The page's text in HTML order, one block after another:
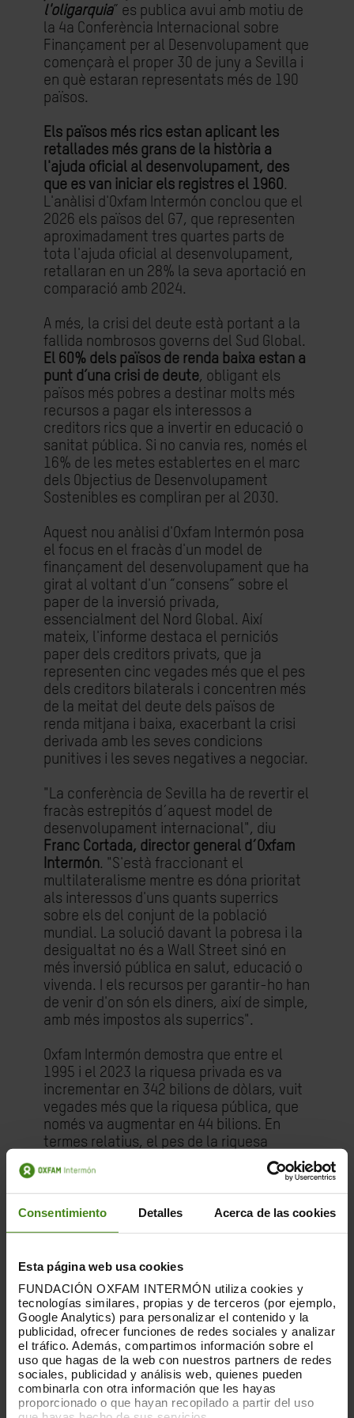
Consentimiento Detalles Acerca de las cookies
Esta página web usa cookies
FUNDACIÓN OXFAM INTERMÓN utiliza cookies y
tecnologías similares, propias y de terceros (por ejemplo,
Google Analytics) para personalizar el contenido y la
publicidad, ofrecer funciones de redes sociales y analizar
el tráfico. Además, compartimos información sobre el
uso que hagas de la web con nuestros partners de redes
sociales, publicidad y análisis web, quienes pueden
combinarla con otra información que les hayas
proporcionado o que hayan recopilado a partir del uso
l'oligarquia” es publica avui amb motiu de
la 4a Conferència Internacional sobre
Finançament per al Desenvolupament que
començarà el proper 30 de juny a Sevilla i
en què estaran representats més de 190
països.
Els països més rics estan aplicant les
retallades més grans de la història a
l'ajuda oficial al desenvolupament, des
que es van iniciar els registres el 1960.
L'anàlisi d'Oxfam Intermón conclou que el
2026 els països del G7, que representen
aproximadament tres quartes parts de
tota l'ajuda oficial al desenvolupament,
retallaran en un 28% la seva aportació en
comparació amb 2024.
A més, la crisi del deute està portant a la
fallida nombrosos governs del Sud Global.
El 60% dels països de renda baixa estan a
punt d’una crisi de deute, obligant els
països més pobres a destinar molts més
recursos a pagar els interessos a
creditors rics que a invertir en educació o
sanitat pública. Si no canvia res, només el
16% de les metes establertes en el marc
dels Objectius de Desenvolupament
Sostenibles es compliran per al 2030.
Aquest nou anàlisi d'Oxfam Intermón posa
el focus en el fracàs d'un model de
finançament del desenvolupament que ha
girat al voltant d'un “consens” sobre el
paper de la inversió privada,
essencialment del Nord Global. Així
mateix, l'informe destaca el perniciós
paper dels creditors privats, que ja
representen cinc vegades més que el pes
dels creditors bilaterals i concentren més
de la meitat del deute dels països de
renda mitjana i baixa, exacerbant la crisi
derivada amb les seves condicions
punitives i les seves negatives a negociar.
"La conferència de Sevilla ha de revertir el
fracàs estrepitós d´aquest model de
desenvolupament internacional", diu
Franc Cortada, director general d´Oxfam
Intermón. "S'està fraccionant el
multilateralisme mentre es dóna prioritat
als interessos d'uns quants superrics
sobre els del conjunt de la població
mundial. La solució davant la pobresa i la
desigualtat no és a Wall Street sinó en
més inversió pública en salut, educació o
vivenda. I els recursos per garantir-ho han
de venir d'on són els diners, així de simple,
amb més impostos als superrics".
Oxfam Intermón demostra que entre el
1995 i el 2023 la riquesa privada es va
incrementar en 342 bilions de dòlars, vuit
vegades més que la riquesa pública, que
només va augmentar en 44 bilions. En
termes relatius, el pes de la riquesa
pública global va disminuir respecte a la
riquesa total durant aquest període.
L'organització urgeix els governs a una
voluntat política més gran que impulsi un
extrema i permeti transformar el sistema
de finançament per al desenvolupament:
- Davant l'unilateralisme, noves aliances
estratègiques de països compromesos a
acabar amb la desigualtat extrema. Els
governs s'han d'unir i formar noves
coalicions per avançar fins i tot sense
consensos generalitzats. Països com el